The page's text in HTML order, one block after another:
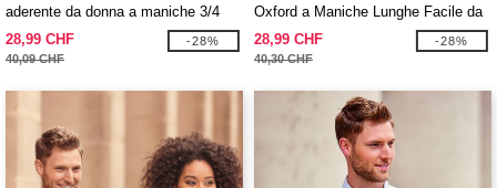
aderente da donna a maniche 3/4
28,99 CHF
40,09 CHF
-28%
Oxford a Maniche Lunghe Facile da
Curare da Donna
28,99 CHF
40,30 CHF
-28%